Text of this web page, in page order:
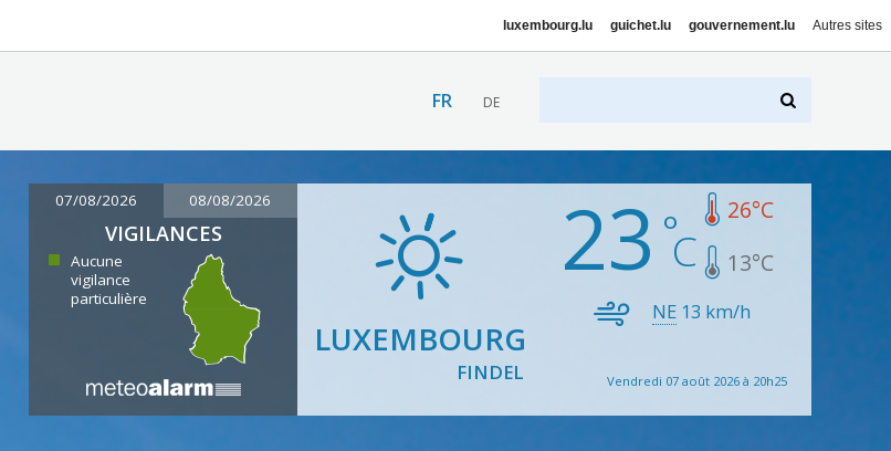
luxembourg.lu guichet.lu gouvernement.lu Autres sites
FR DE
07/08/2026 08/08/2026
VIGILANCES
Aucune
vigilance
particulière
LUXEMBOURG
FINDEL
23 26°C
13°C
NE 13 km/h
Vendredi 07 août 2026 à 20h25